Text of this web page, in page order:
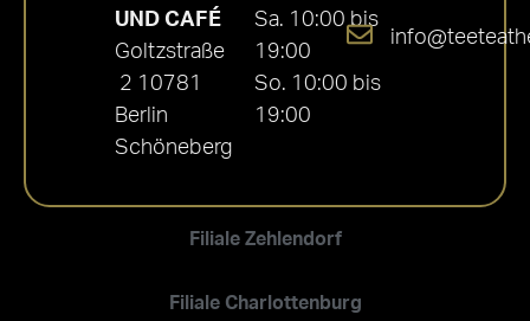
Filiale Zehlendorf
Filiale Charlottenburg
UND CAFÉ
Goltzstraße
2 10781
Berlin
Schöneberg
Sa. 10:00 bis
19:00
So. 10:00 bis
19:00